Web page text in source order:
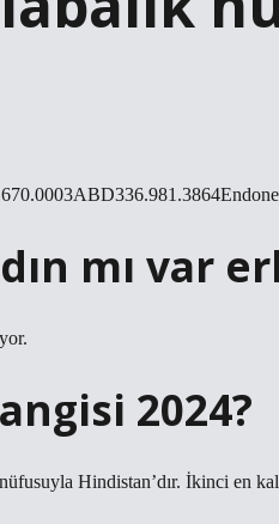
mı var
2024?
Hindistan’dır. İkinci en